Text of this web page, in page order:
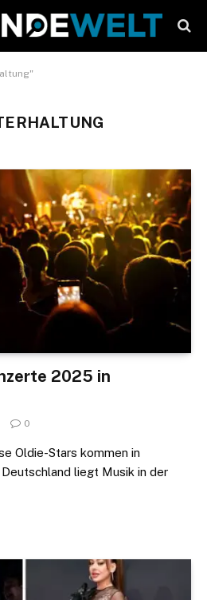
2025 in
0
Oldie-Stars kommen in
liegt Musik in der